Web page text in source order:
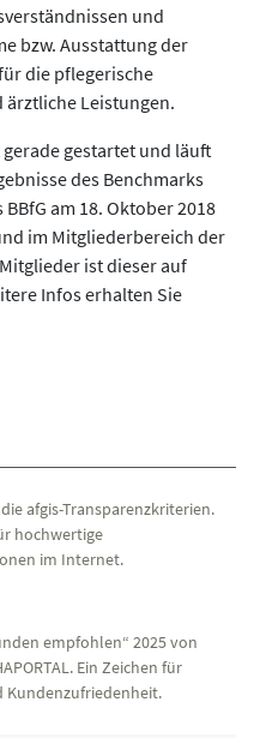
und
bzw. Ausstattung der
die pflegerische
Leistungen.
gestartet und läuft
des Benchmarks
am 18. Oktober 2018
im Mitgliederbereich der
ist dieser auf
Infos erhalten Sie
afgis-Transparenzkriterien.
hochwertige
im Internet.
empfohlen“ 2025 von
Ein Zeichen für
Kundenzufriedenheit.